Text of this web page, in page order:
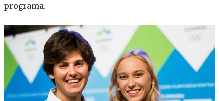
programa.